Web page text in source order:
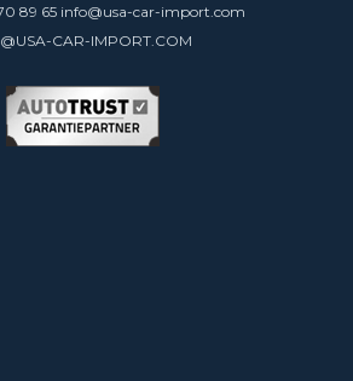
89 65 info@usa-car-import.com
CAR-IMPORT.COM